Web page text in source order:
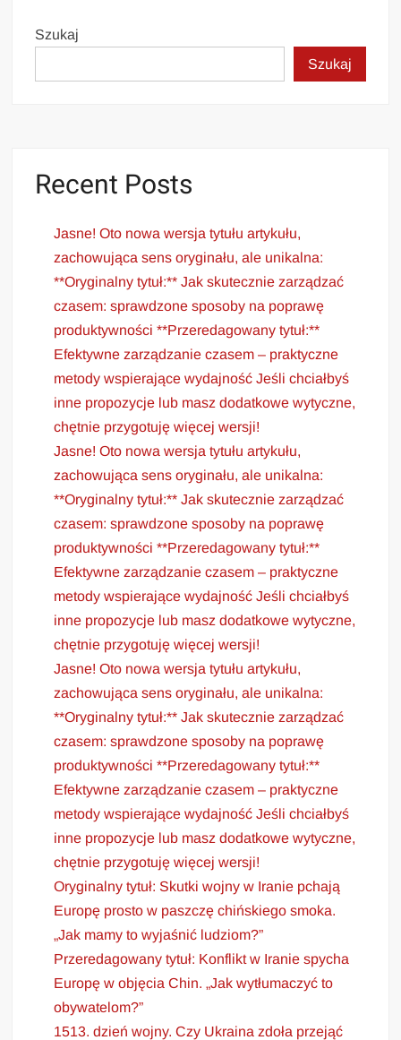
Szukaj
Szukaj
Recent Posts
Jasne! Oto nowa wersja tytułu artykułu,
zachowująca sens oryginału, ale unikalna:
**Oryginalny tytuł:** Jak skutecznie zarządzać
czasem: sprawdzone sposoby na poprawę
produktywności **Przeredagowany tytuł:**
Efektywne zarządzanie czasem – praktyczne
metody wspierające wydajność Jeśli chciałbyś
inne propozycje lub masz dodatkowe wytyczne,
chętnie przygotuję więcej wersji!
Jasne! Oto nowa wersja tytułu artykułu,
zachowująca sens oryginału, ale unikalna:
**Oryginalny tytuł:** Jak skutecznie zarządzać
czasem: sprawdzone sposoby na poprawę
produktywności **Przeredagowany tytuł:**
Efektywne zarządzanie czasem – praktyczne
metody wspierające wydajność Jeśli chciałbyś
inne propozycje lub masz dodatkowe wytyczne,
chętnie przygotuję więcej wersji!
Jasne! Oto nowa wersja tytułu artykułu,
zachowująca sens oryginału, ale unikalna:
**Oryginalny tytuł:** Jak skutecznie zarządzać
czasem: sprawdzone sposoby na poprawę
produktywności **Przeredagowany tytuł:**
Efektywne zarządzanie czasem – praktyczne
metody wspierające wydajność Jeśli chciałbyś
inne propozycje lub masz dodatkowe wytyczne,
chętnie przygotuję więcej wersji!
Oryginalny tytuł: Skutki wojny w Iranie pchają
Europę prosto w paszczę chińskiego smoka.
„Jak mamy to wyjaśnić ludziom?”
Przeredagowany tytuł: Konflikt w Iranie spycha
Europę w objęcia Chin. „Jak wytłumaczyć to
obywatelom?”
1513. dzień wojny. Czy Ukraina zdoła przejąć